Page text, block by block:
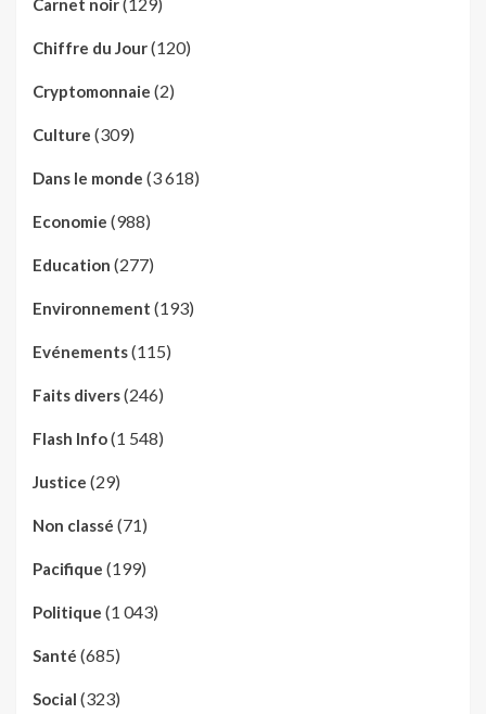
Carnet noir
Chiffre du Jour(120)
Cryptomonnaie (2)
Culture (309)
Dans le monde (3 618)
Economie (988)
Education (277)
Environnement (193)
Evénements(115)
Faits divers(246)
Flash Info(1 548)
Justice (29)
Non classé (71)
Pacifique (199)
Politique (1 043)
Santé (685)
Social (323)